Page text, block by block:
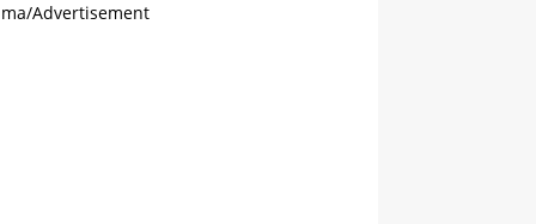
Advertisement